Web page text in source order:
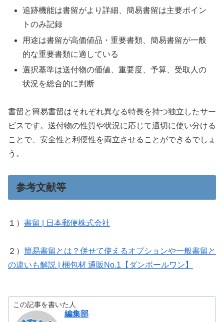
追跡機能は書留がより詳細、簡易書留は主要ポイン
トのみ記録
用途は書留が高価値品・重要書類、簡易書留が一般
的な重要書類に適している
選択基準は送付物の価値、重要度、予算、受取人の
状況を総合的に判断
書留と簡易書留はそれぞれ異なる特長を持つ独立したサー
ビスです。送付物の性質や状況に応じて適切に使い分ける
ことで、安全性と利便性を両立させることができるでしょ
う。
参考文献等
１） 書留 | 日本郵便株式会社
２） 簡易書留とは？併せて使えるオプションや一般書留と
の違いも解説 | 梱包材 通販No.1【ダンボールワン】
この記事を書いた人
編集部